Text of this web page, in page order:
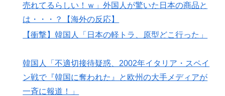
売れてるらしい！ｗ」外国人が驚いた日本の商品と
は・・・？【海外の反応】
【衝撃】韓国人「日本の軽トラ、原型どこ行った」
韓国人「不適切接待疑惑、2002年イタリア・スペイ
ン戦で『韓国に奪われた』と欧州の大手メディアが
一斉に報道！」